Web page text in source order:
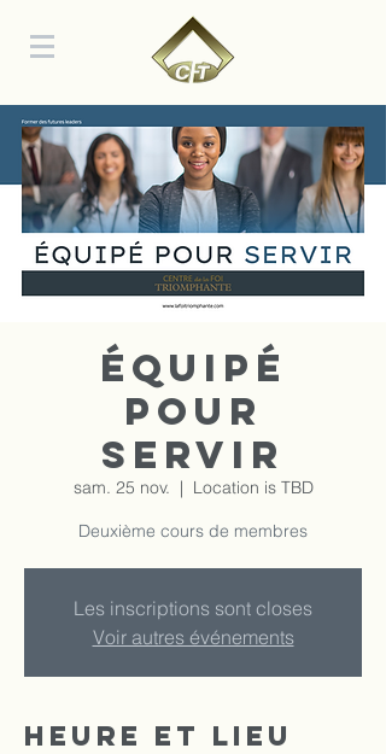
Équipé
pour
servir
sam. 25 nov.
  |
Location is TBD
Deuxième cours de membres
Les inscriptions sont closes
Voir autres événements
Heure et lieu